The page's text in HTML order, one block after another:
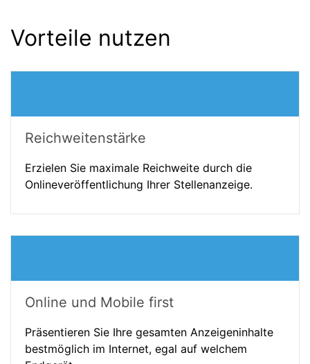
Vorteile nutzen
Reichweitenstärke
Erzielen Sie maximale Reichweite durch die
Onlineveröffentlichung Ihrer Stellenanzeige.
Online und Mobile first
Präsentieren Sie Ihre gesamten Anzeigeninhalte
bestmöglich im Internet, egal auf welchem